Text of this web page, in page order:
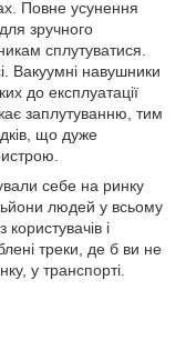
Повне усунення
зручного
сплутуватися.
Вакуумні навушники
до експлуатації
заплутуванню, тим
що дуже
себе на ринку
людей у ​​всьому
і
треки, де б ви не
у транспорті.